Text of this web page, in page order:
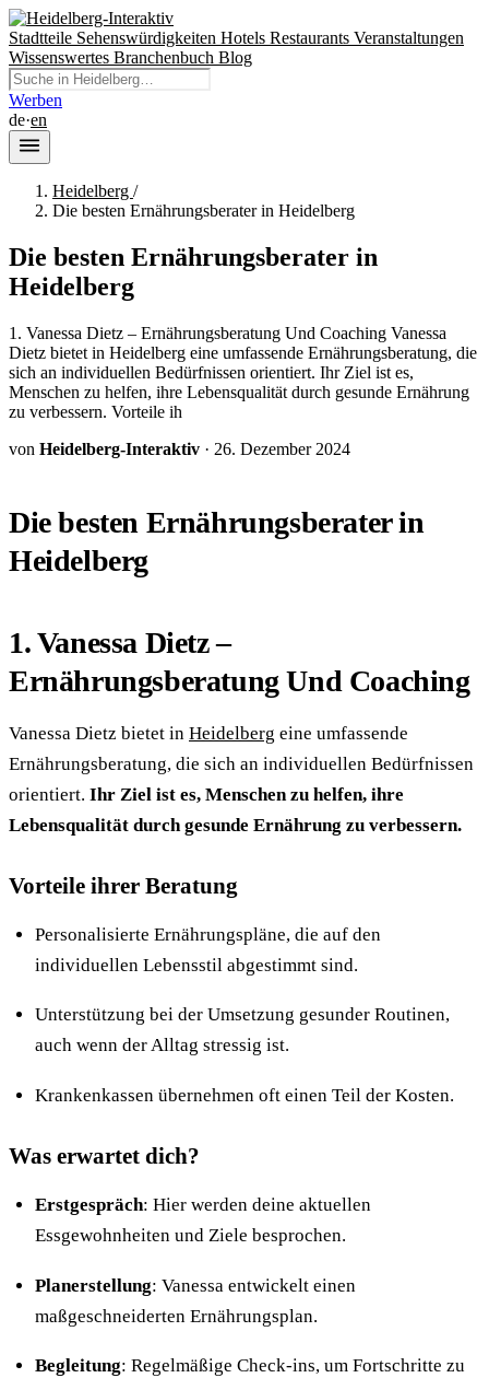
Stadtteile Sehenswürdigkeiten Hotels Restaurants Veranstaltungen
Wissenswertes Branchenbuch Blog
Werben
de·en
Heidelberg /
Die besten Ernährungsberater in Heidelberg
Die besten Ernährungsberater in
Heidelberg
1. Vanessa Dietz – Ernährungsberatung Und Coaching Vanessa
Dietz bietet in Heidelberg eine umfassende Ernährungsberatung, die
sich an individuellen Bedürfnissen orientiert. Ihr Ziel ist es,
Menschen zu helfen, ihre Lebensqualität durch gesunde Ernährung
zu verbessern. Vorteile ih
von Heidelberg-Interaktiv · 26. Dezember 2024
Die besten Ernährungsberater in
Heidelberg
1. Vanessa Dietz –
Ernährungsberatung Und Coaching
Vanessa Dietz bietet in Heidelberg eine umfassende
Ernährungsberatung, die sich an individuellen Bedürfnissen
orientiert. Ihr Ziel ist es, Menschen zu helfen, ihre
Lebensqualität durch gesunde Ernährung zu verbessern.
Vorteile ihrer Beratung
Personalisierte Ernährungspläne, die auf den
individuellen Lebensstil abgestimmt sind.
Unterstützung bei der Umsetzung gesunder Routinen,
auch wenn der Alltag stressig ist.
Krankenkassen übernehmen oft einen Teil der Kosten.
Was erwartet dich?
Erstgespräch: Hier werden deine aktuellen
Essgewohnheiten und Ziele besprochen.
Planerstellung: Vanessa entwickelt einen
maßgeschneiderten Ernährungsplan.
Begleitung: Regelmäßige Check-ins, um Fortschritte zu